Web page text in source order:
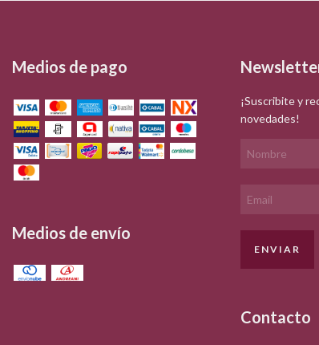
Medios de pago
Medios de envío
¡Suscribite y
novedades!
Contacto